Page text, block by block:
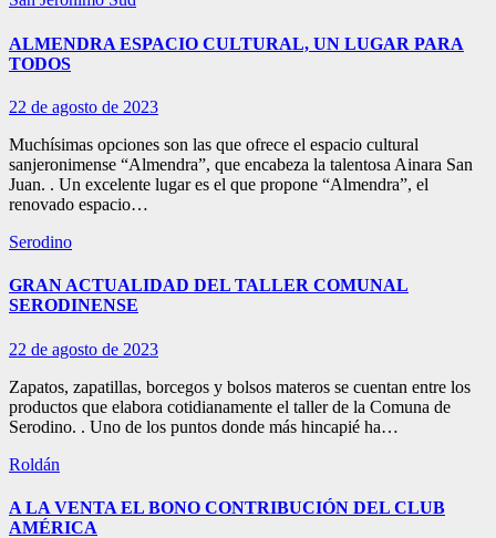
ALMENDRA ESPACIO CULTURAL, UN LUGAR PARA
TODOS
22 de agosto de 2023
Muchísimas opciones son las que ofrece el espacio cultural
sanjeronimense “Almendra”, que encabeza la talentosa Ainara San
Juan. . Un excelente lugar es el que propone “Almendra”, el
renovado espacio…
Serodino
GRAN ACTUALIDAD DEL TALLER COMUNAL
SERODINENSE
22 de agosto de 2023
Zapatos, zapatillas, borcegos y bolsos materos se cuentan entre los
productos que elabora cotidianamente el taller de la Comuna de
Serodino. . Uno de los puntos donde más hincapié ha…
Roldán
A LA VENTA EL BONO CONTRIBUCIÓN DEL CLUB
AMÉRICA